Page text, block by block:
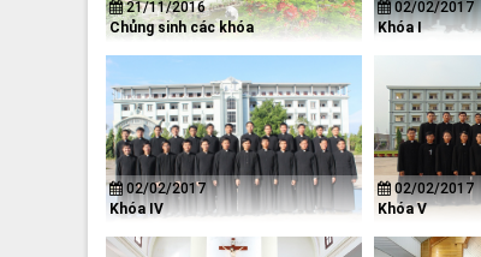
21/11/2016
Chủng sinh các khóa
02/02/2017
Khóa I
02/02/2017
Khóa IV
02/02/2017
Khóa V